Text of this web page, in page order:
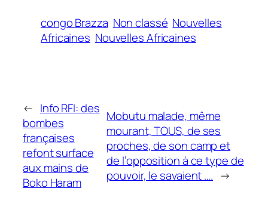
congo Brazza Non classé Nouvelles
Africaines Nouvelles Africaines
← Info RFI: des
bombes
françaises
refont surface
aux mains de
Boko Haram
Mobutu malade, même
mourant, TOUS, de ses
proches, de son camp et
de l’opposition à ce type de
pouvoir, le savaient …. →